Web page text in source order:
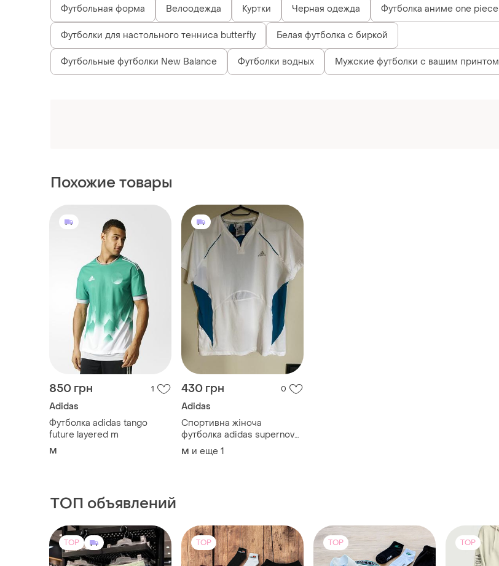
Футбольная форма Велоодежда Куртки Черная одежда Футболка аниме one piece
Футболки для настольного тенниса butterfly Белая футболка с биркой
Футбольные футболки New Balance Футболки водных Мужские футболки с вашим принтом
850 грн
Adidas
Футболка adidas tango
future layered m
430 грн 0
Adidas
Спортивна жіноча
футболка adidas supernova
climacool / clima365 розмір
l
и еще 1
ТОП объявлений